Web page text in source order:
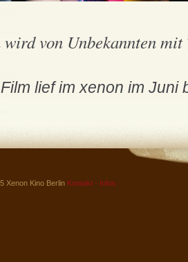
von Unbekannten
lief im xenon im Juni
Xenon Kino Berlin Kontakt - Infos